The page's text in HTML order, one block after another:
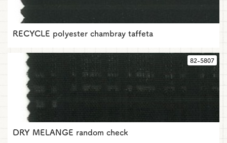
RECYCLE polyester chambray taffeta
82-5807
DRY MELANGE random check